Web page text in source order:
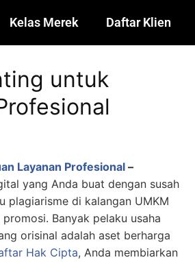
Kelas Merek Daftar Klien
untuk
Layanan Profesional –
yang Anda buat dengan susah
plagiarisme di kalangan UMKM
Banyak pelaku usaha
orisinal adalah aset berharga
Hak Cipta, Anda membiarkan